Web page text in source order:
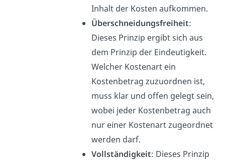
Inhalt der Kosten aufkommen.
Überschneidungsfreiheit:
Dieses Prinzip ergibt sich aus
dem Prinzip der Eindeutigkeit.
Welcher Kostenart ein
Kostenbetrag zuzuordnen ist,
muss klar und offen gelegt sein,
wobei jeder Kostenbetrag auch
nur einer Kostenart zugeordnet
werden darf.
Vollständigkeit: Dieses Prinzip